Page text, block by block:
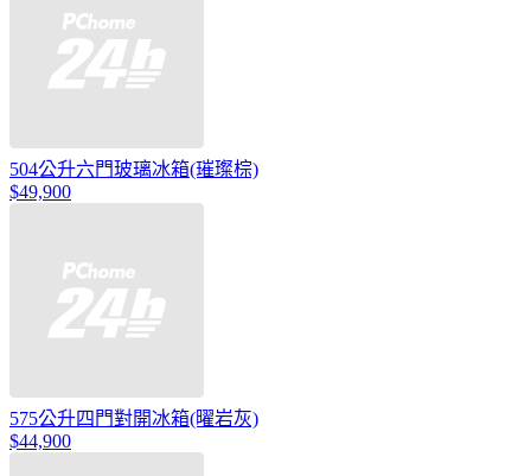
504公升六門玻璃冰箱(璀璨棕)
$49,900
575公升四門對開冰箱(曜岩灰)
$44,900